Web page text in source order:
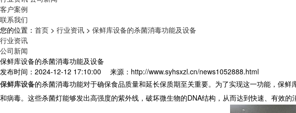
客户案例
联系我们
您的位置： 首页 > 行业资讯 > 保鲜库设备的杀菌消毒功能及设备
行业资讯
公司新闻
保鲜库设备的杀菌消毒功能及设备
发布时间：2024-12-12 17:10:00
来源：http://www.syhsxzl.cn/news1052888.html
保鲜库设备的杀菌消毒功能对于确保食品质量和延长保质期至关重要。为了实现这一功能，保
和病毒。这些杀菌灯能够发出高强度的紫外线，破坏微生物的DNA结构，从而达到快速、有效的